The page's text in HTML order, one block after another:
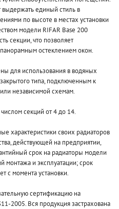
единый стиль в
по высоте в местах установки
модели RIFAR Base 200
секции, что позволяет
остеклением окон.
для использования в водяных
типа, подключенным к
независимой схемам.
секций от 4 до 14.
характеристики своих радиаторов
действующей на предприятии,
срок на радиаторы модели
монтажа и эксплуатации; срок
с момента установки.
сертификацию на
2005. Вся продукция застрахована